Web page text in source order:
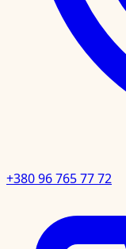
+380 96 765 77 72